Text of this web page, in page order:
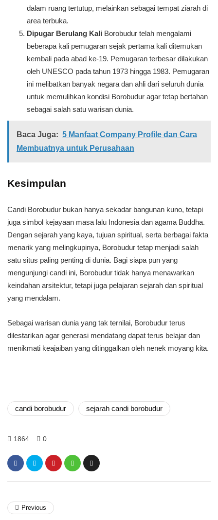
dalam ruang tertutup, melainkan sebagai tempat ziarah di
area terbuka.
Dipugar Berulang Kali Borobudur telah mengalami
beberapa kali pemugaran sejak pertama kali ditemukan
kembali pada abad ke-19. Pemugaran terbesar dilakukan
oleh UNESCO pada tahun 1973 hingga 1983. Pemugaran
ini melibatkan banyak negara dan ahli dari seluruh dunia
untuk memulihkan kondisi Borobudur agar tetap bertahan
sebagai salah satu warisan dunia.
Baca Juga: 5 Manfaat Company Profile dan Cara
Membuatnya untuk Perusahaan
Kesimpulan
Candi Borobudur bukan hanya sekadar bangunan kuno, tetapi
juga simbol kejayaan masa lalu Indonesia dan agama Buddha.
Dengan sejarah yang kaya, tujuan spiritual, serta berbagai fakta
menarik yang melingkupinya, Borobudur tetap menjadi salah
satu situs paling penting di dunia. Bagi siapa pun yang
mengunjungi candi ini, Borobudur tidak hanya menawarkan
keindahan arsitektur, tetapi juga pelajaran sejarah dan spiritual
yang mendalam.
Sebagai warisan dunia yang tak ternilai, Borobudur terus
dilestarikan agar generasi mendatang dapat terus belajar dan
menikmati keajaiban yang ditinggalkan oleh nenek moyang kita.
candi borobudur sejarah candi borobudur
1864 0
Previous